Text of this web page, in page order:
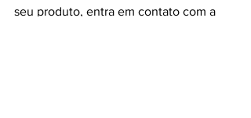
seu produto, entra em contato com a